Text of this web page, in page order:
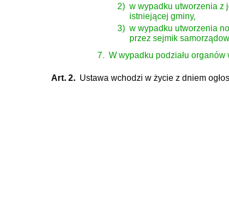
2) w wypadku utworzenia z
istniejącej gminy,
3) w wypadku utworzenia
przez sejmik
7.
W wypadku podziału
Art. 2. Ustawa wchodzi w życie z dniem